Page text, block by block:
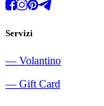
Servizi
― Volantino
― Gift Card